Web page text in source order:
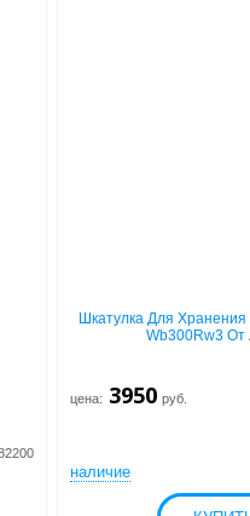
Шкатулка Для Хранения
Wb300Rw3 От
цена: 3950 руб.
наличие